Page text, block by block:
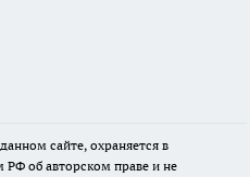
сайте, охраняется в
РФ об авторском праве и не